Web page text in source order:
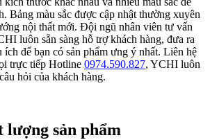
Bảng màu sắc được cập nhật thường xuyên
nội thất mới. Đội ngũ nhân viên tư vấn
luôn sẵn sàng hỗ trợ khách hàng, đưa ra
để bạn có sản phẩm ưng ý nhất. Liên hệ
trực tiếp Hotline 0974.590.827, YCHI luôn
hỏi của khách hàng.
lượng sản phẩm